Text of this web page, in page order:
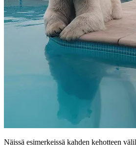
Näissä esimerkeissä kahden kehotteen